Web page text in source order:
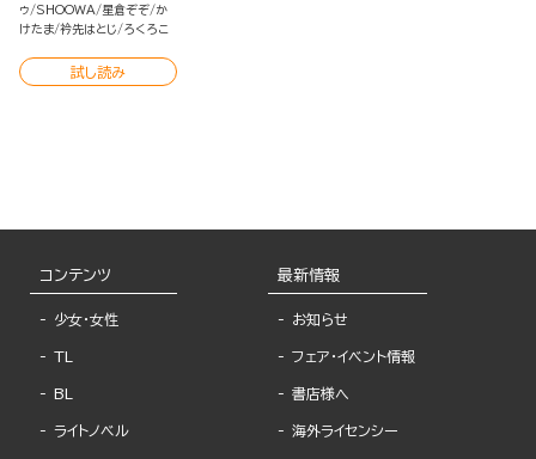
ゥ SHOOWA 星倉ぞぞ か
けたま 衿先はとじ ろくろこ
試し読み
コンテンツ
少女・女性
TL
BL
ライトノベル
最新情報
お知らせ
フェア・イベント情報
書店様へ
海外ライセンシー